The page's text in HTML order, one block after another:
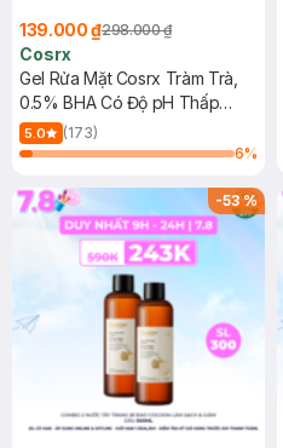
139.000 ₫298.000 ₫
Cosrx
Gel Rửa Mặt Cosrx Tràm Trà,
0.5% BHA Có Độ pH Thấp
150ml
5.0
(173)
6%
-53%